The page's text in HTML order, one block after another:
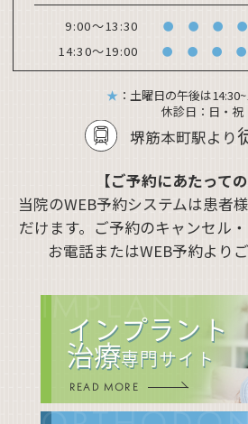
9:00～13:30 ● ● ● ●
14:30～19:00 ● ● ● ●
★ ：土曜日の午後は
休診日： 日・祝
堺筋本町駅より
【ご予約にあたって
当院のWEB予約システムは患者
だけます。ご予約のキャンセル
お電話またはWEB予約より
IMPLANT
インプラント
治療専門サイト
READ MORE